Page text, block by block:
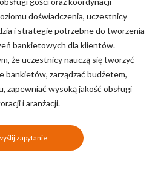
doświadczenia, uczestnicy
i strategie potrzebne do tworzenia
bankietowych dla klientów.
że uczestnicy nauczą się tworzyć
bankietów, zarządzać budżetem,
zapewniać wysoką jakość obsługi
i aranżacji.
zapytanie